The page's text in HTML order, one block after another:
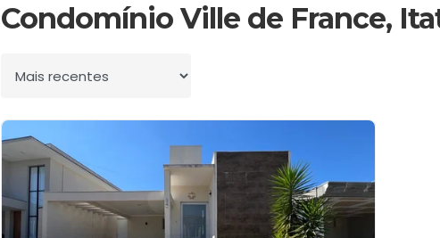
Condomínio Ville de France,
Ordenar por